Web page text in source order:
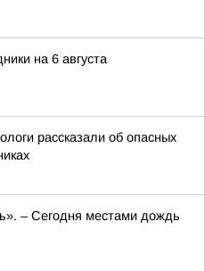
на 6 августа
рассказали об опасных
– Сегодня местами дождь